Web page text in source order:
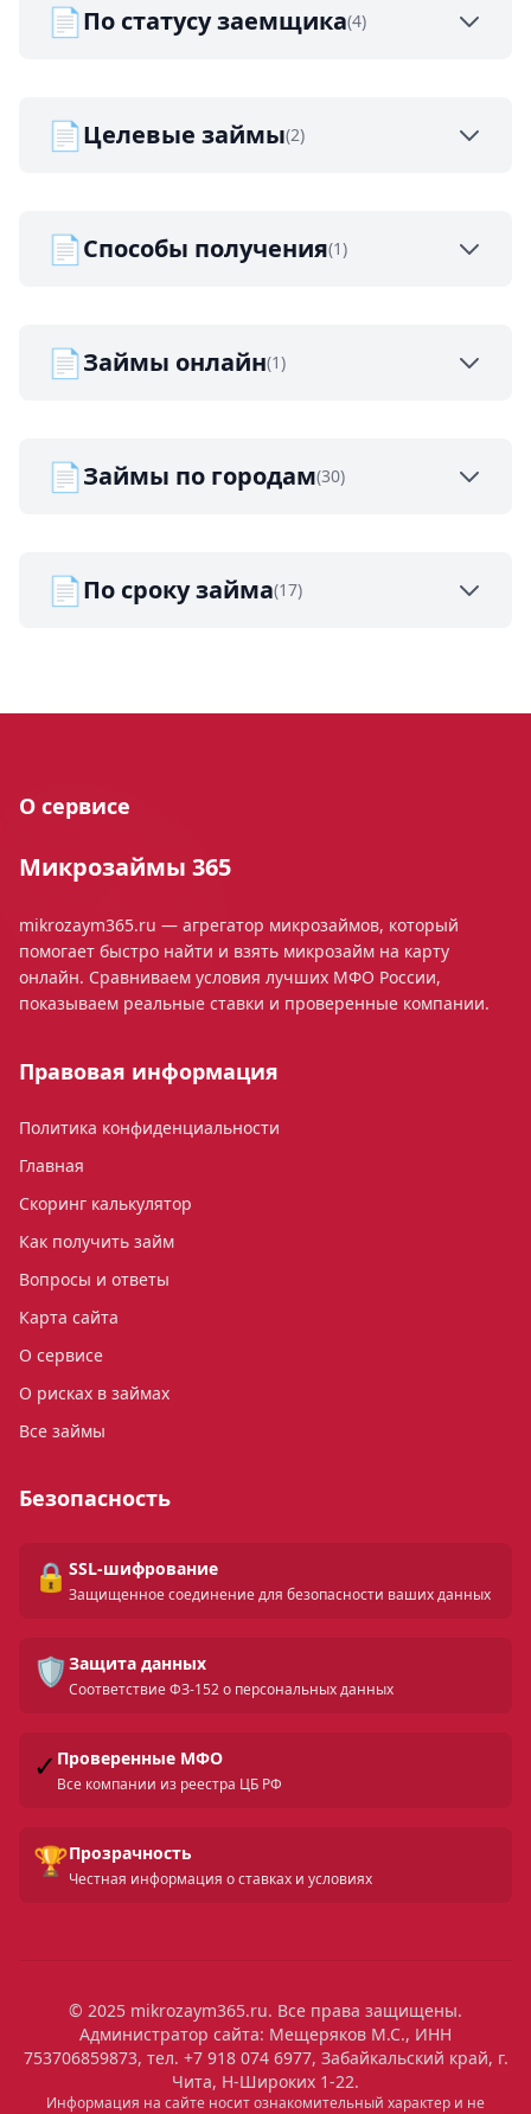
📄По статусу заемщика(4)
📄Целевые займы(2)
📄Способы получения(1)
📄Займы онлайн(1)
📄Займы по городам(30)
📄По сроку займа(17)
О сервисе
Микрозаймы 365
mikrozaym365.ru — агрегатор микрозаймов, который
помогает быстро найти и взять микрозайм на карту
онлайн. Сравниваем условия лучших МФО России,
показываем реальные ставки и проверенные компании.
Правовая информация
Политика конфиденциальности
Главная
Скоринг калькулятор
Как получить займ
Вопросы и ответы
Карта сайта
О сервисе
О рисках в займах
Все займы
Безопасность
🔒 SSL-шифрование
Защищенное соединение для безопасности ваших данных
🛡️ Защита данных
Соответствие ФЗ-152 о персональных данных
✓ Проверенные МФО
Все компании из реестра ЦБ РФ
🏆Прозрачность
Честная информация о ставках и условиях
© 2025 mikrozaym365.ru. Все права защищены.
Администратор сайта: Мещеряков М.С., ИНН
753706859873, тел. +7 918 074 6977, Забайкальский край, г.
Чита, Н-Широких 1-22.
Информация на сайте носит ознакомительный характер и не